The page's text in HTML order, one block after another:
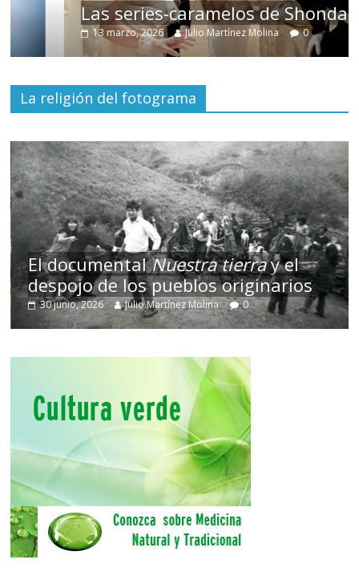
Las series-caramelos de Shondaland
13 marzo, 2026 Julio Martínez Molina 0
La religión del fotograma
El documentalNuestra tierray el
despojo de los pueblos originarios
30 junio, 2026 Julio Martínez Molina 0